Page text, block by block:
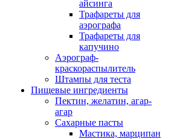
айсинга
Трафареты для
аэрографа
Трафареты для
капучино
Аэрограф-
краскораспылитель
Штампы для теста
Пищевые ингредиенты
Пектин, желатин, агар-
агар
Сахарные пасты
Мастика, марципан